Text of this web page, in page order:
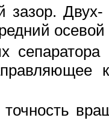
зазор.
сепаратора